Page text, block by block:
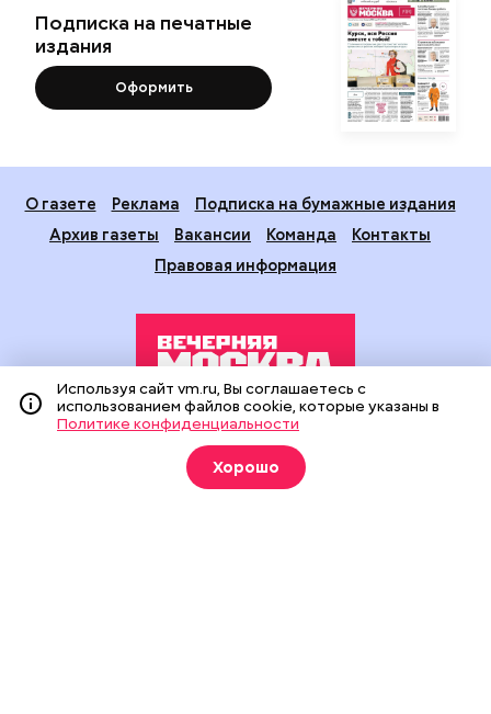
Подписка на печатные
издания
Оформить
О газете Реклама
Подписка на бумажные издания
Архив газеты
Вакансии Команда
Контакты
Правовая информация
Издание создано при финансовой поддержке Департамента
средств массовой информации и рекламы города Москвы.
На сайте применяются рекомендательные технологии
(информационные технологии предоставления информации
Используя сайт vm.ru, Вы соглашаетесь с
использованием файлов cookie, которые указаны в
Политике конфиденциальности
Хорошо